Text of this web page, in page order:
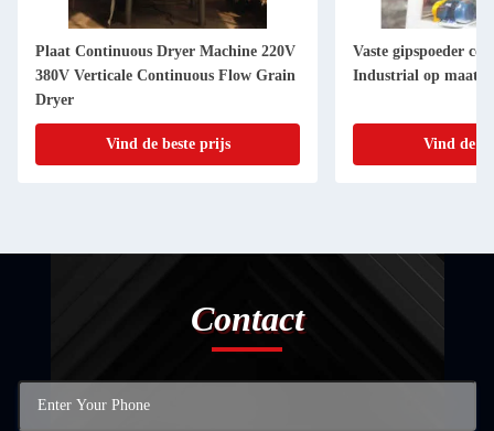
Plaat Continuous Dryer Machine 220V
380V Verticale Continuous Flow Grain
Dryer
Vind de beste prijs
Vaste gipspoeder
Industrial op maat
Vind de
Contact